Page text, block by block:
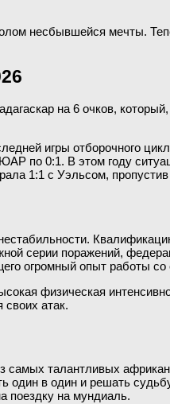
несбывшейся мечты.
на 6 очков,
игры отборочного
по 0:1. В этом году
1:1 с Уэльсом,
серии поражений,
огромный опыт работы
физическая
своих атак.
самых талантливых
один в один и решать
поездку на мундиаль.